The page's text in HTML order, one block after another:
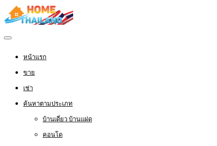
หน้าแรก
ขาย
เช่า
ค้นหาตามประเภท
บ้านเดี่ยว บ้านแฝด
คอนโด